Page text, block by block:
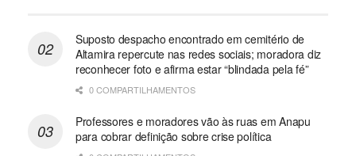
Suposto despacho encontrado em cemitério de
Altamira repercute nas redes sociais; moradora diz
reconhecer foto e afirma estar “blindada pela fé”
0 COMPARTILHAMENTOS
Professores e moradores vão às ruas em Anapu
para cobrar definição sobre crise política